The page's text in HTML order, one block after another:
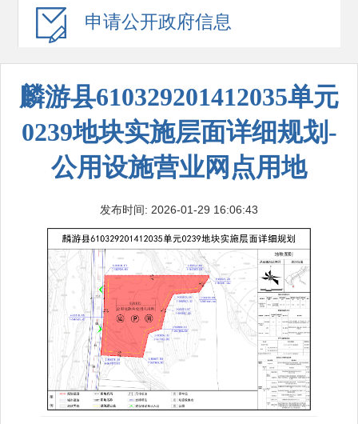
申请公开政府信息
麟游县610329201412035单元
0239地块实施层面详细规划-
公用设施营业网点用地
发布时间: 2026-01-29 16:06:43